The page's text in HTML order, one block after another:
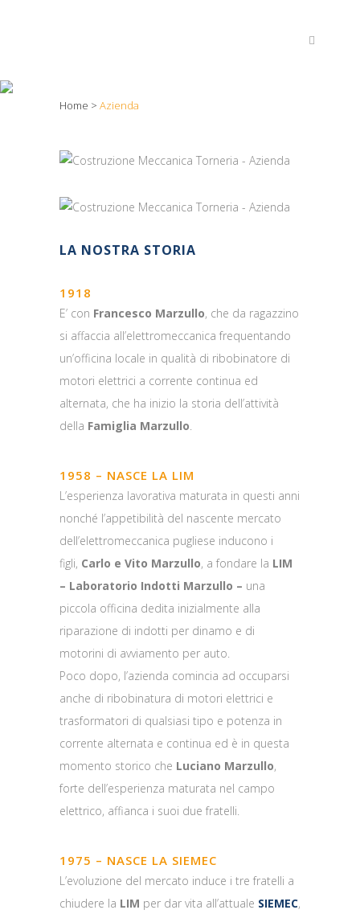
Home > Azienda
LA NOSTRA STORIA
1918
E’ con Francesco Marzullo, che da ragazzino
si affaccia all’elettromeccanica frequentando
un’officina locale in qualità di ribobinatore di
motori elettrici a corrente continua ed
alternata, che ha inizio la storia dell’attività
della Famiglia Marzullo
1958 – NASCE LA LIM
L’esperienza lavorativa maturata in questi anni
nonché l’appetibilità del nascente mercato
dell’elettromeccanica pugliese inducono i
figli, Carlo e Vito Marzullo, a fondare la LIM
– Laboratorio Indotti Marzullo – una
piccola officina dedita inizialmente alla
riparazione di indotti per dinamo e di
motorini di avviamento per auto.
Poco dopo, l’azienda comincia ad occuparsi
anche di ribobinatura di motori elettrici e
trasformatori di qualsiasi tipo e potenza in
corrente alternata e continua ed è in questa
momento storico che Luciano Marzullo,
forte dell’esperienza maturata nel campo
elettrico, affianca i suoi due fratelli.
1975 – NASCE LA SIEMEC
L’evoluzione del mercato induce i tre fratelli a
chiudere la LIM per dar vita all’attuale SIEMEC,